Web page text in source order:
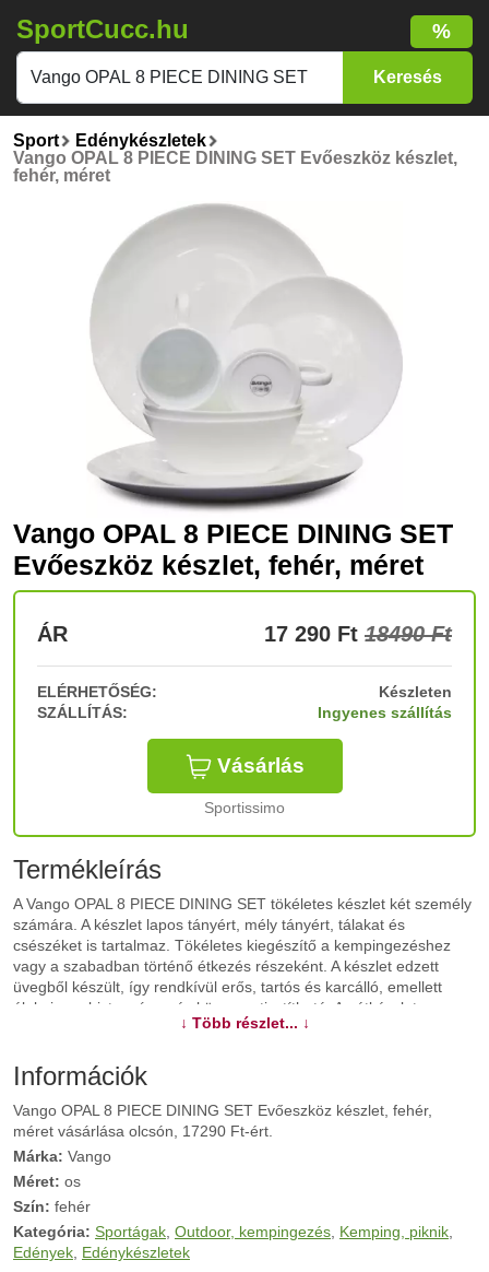
SportCucc.hu %
Sport
Edénykészletek
Vango OPAL 8 PIECE DINING SET Evőeszköz készlet,
fehér, méret
Vango OPAL 8 PIECE DINING SET
Evőeszköz készlet, fehér, méret
ÁR 17 290 Ft 18490 Ft
ELÉRHETŐSÉG:
Készleten
SZÁLLÍTÁS:
Ingyenes szállítás
Vásárlás
Sportissimo
Termékleírás
A Vango OPAL 8 PIECE DINING SET tökéletes készlet két személy
számára. A készlet lapos tányért, mély tányért, tálakat és
csészéket is tartalmaz. Tökéletes kiegészítő a kempingezéshez
vagy a szabadban történő étkezés részeként. A készlet edzett
üvegből készült, így rendkívül erős, tartós és karcálló, emellett
élelmiszer-biztonságos és könnyen tisztítható. Az étkészlet
mosogatógépben mosható és mikrohullámú sütőben is
↓ Több részlet... ↓
Információk
Vango OPAL 8 PIECE DINING SET Evőeszköz készlet, fehér,
méret vásárlása olcsón, 17290 Ft-ért.
Márka: Vango
Méret: os
Szín: fehér
Kategória: Sportágak Outdoor, kempingezés Kemping, piknik
Edények Edénykészletek